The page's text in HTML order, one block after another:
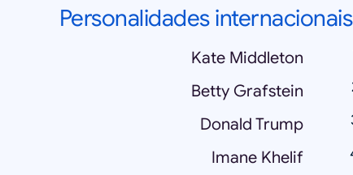
Personalidades internacionais
Kate Middleton
Betty Grafstein
Donald Trump
Imane Khelif